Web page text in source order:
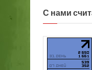
С нами